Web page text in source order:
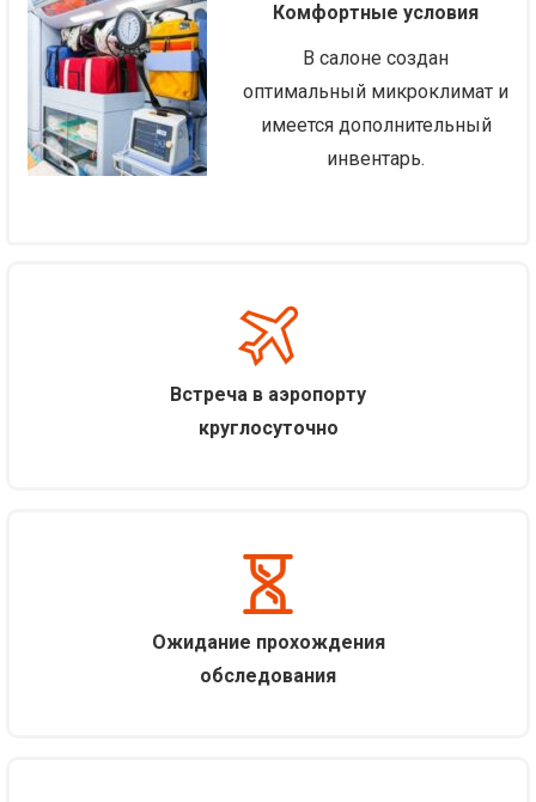
Комфортные условия
В салоне создан
оптимальный микроклимат и
имеется дополнительный
инвентарь.
Встреча в аэропорту
круглосуточно
Ожидание прохождения
обследования